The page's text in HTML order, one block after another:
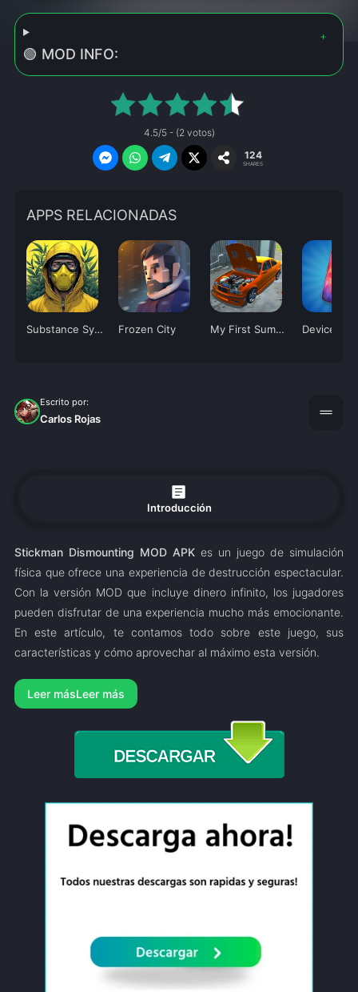
🟢 MOD INFO:
4.5/5 - (2 votos)
124
SHARES
APPS RELACIONADAS
Substance Syndicate Tycoon V Frozen City My First Summer Car: Mechanic Devices
Escrito por:
Carlos Rojas drag_handle
article
Introducción
Stickman Dismounting MOD APKes un juego de simulación
física que ofrece una experiencia de destrucción espectacular.
Con la versión MOD que incluye dinero infinito, los jugadores
pueden disfrutar de una experiencia mucho más emocionante.
En este artículo, te contamos todo sobre este juego, sus
características y cómo aprovechar al máximo esta versión.
Leer más